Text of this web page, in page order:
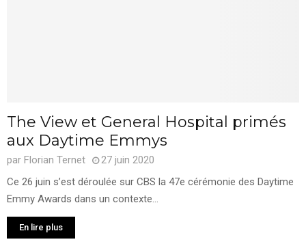
The View et General Hospital primés
aux Daytime Emmys
par Florian Ternet
27 juin 2020
Ce 26 juin s’est déroulée sur CBS la 47e cérémonie des Daytime
Emmy Awards dans un contexte...
En lire plus